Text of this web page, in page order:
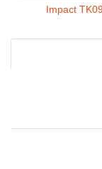
Impact